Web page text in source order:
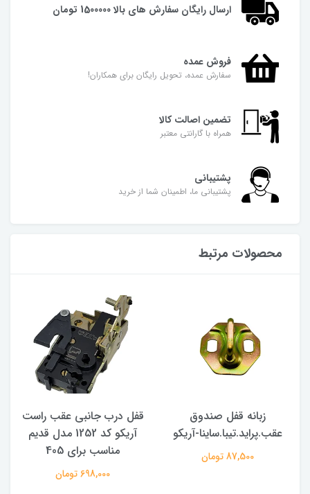
ارسال رایگان سفارش های بالا 1500000 تومان
فروش عمده
سفارش عمده، تحویل رایگان برای همکاران!
تضمین اصالت کالا
همراه با گارانتی معتبر
پشتیبانی
پشتیبانی ما، اطمینان شما از خرید
محصولات مرتبط
زبانه قفل صندوق
عقب.پراید.تیبا.ساینا-آریکو
87,500 تومان
قفل درب جانبی عقب راست
آریکو کد 1252 مدل قدیم
مناسب برای 405
698,000 تومان